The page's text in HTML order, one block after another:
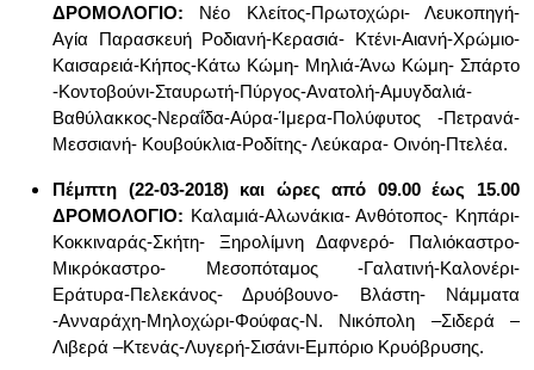
ΔΡΟΜΟΛΟΓΙΟ: Νέο Κλείτος-Πρωτοχώρι- Λευκοπηγή-
Αγία Παρασκευή Ροδιανή-Κερασιά- Κτένι-Αιανή-Χρώμιο-
Καισαρειά-Κήπος-Κάτω Κώμη- Μηλιά-Άνω Κώμη- Σπάρτο
-Κοντοβούνι-Σταυρωτή-Πύργος-Ανατολή-Αμυγδαλιά-
Βαθύλακκος-Νεραΐδα-Αύρα-Ίμερα-Πολύφυτος -Πετρανά-
Μεσσιανή- Κουβούκλια-Ροδίτης- Λεύκαρα- Οινόη-Πτελέα.
Πέμπτη (22-03-2018) και ώρες από 09.00 έως 15.00
ΔΡΟΜΟΛΟΓΙΟ: Καλαμιά-Αλωνάκια- Ανθότοπος- Κηπάρι-
Κοκκιναράς-Σκήτη- Ξηρολίμνη Δαφνερό- Παλιόκαστρο-
Μικρόκαστρο- Μεσοπόταμος -Γαλατινή-Καλονέρι-
Εράτυρα-Πελεκάνος- Δρυόβουνο- Βλάστη- Νάμματα
-Ανναράχη-Μηλοχώρι-Φούφας-N. Νικόπολη –Σιδερά –
Λιβερά –Κτενάς-Λυγερή-Σισάνι-Εμπόριο Κρυόβρυσης.